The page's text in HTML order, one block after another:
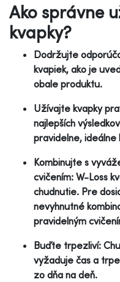
Ako správne
kvapky?
Dodržujte
kvapiek, ako je
obale produktu.
Užívajte kvapky
najlepších
pravidelne, ideálne
Kombinujte s
cvičením: W-Loss
chudnutie. Pre
nevyhnutné
pravidelným
Buďte trpezliví:
vyžaduje čas a
zo dňa na deň.